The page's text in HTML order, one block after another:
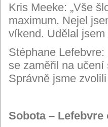
Kris Meeke: „Vše
maximum. Nejel
víkend. Udělal
Stéphane
se zaměřil na
Správně jsme
Sobota – Lefebvre